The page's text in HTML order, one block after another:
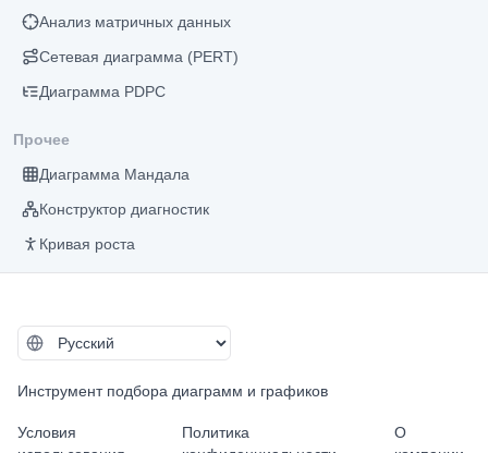
Анализ матричных данных
Сетевая диаграмма (PERT)
Диаграмма PDPC
Прочее
Диаграмма Мандала
Конструктор диагностик
Кривая роста
Инструмент подбора диаграмм и графиков
Условия
Политика
О